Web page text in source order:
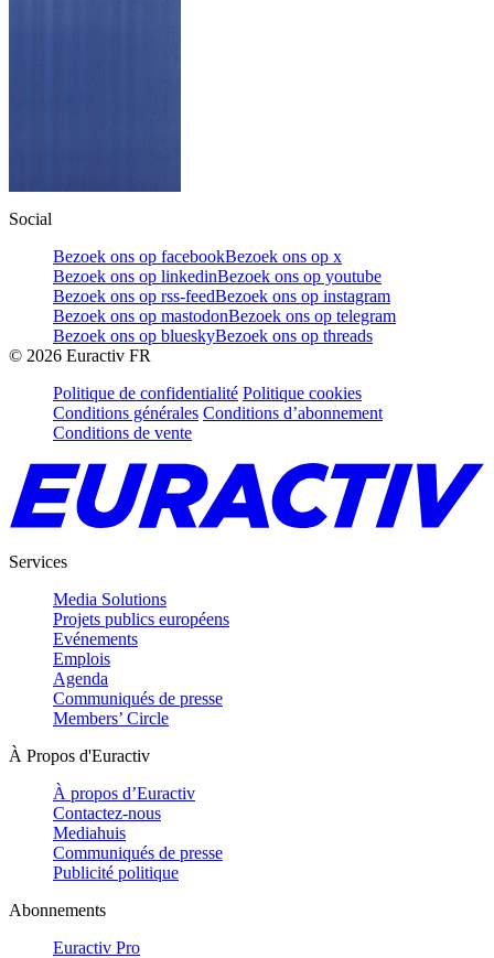
Social
Bezoek ons op facebookBezoek ons op x
Bezoek ons op linkedinBezoek ons op youtube
Bezoek ons op rss-feedBezoek ons op instagram
Bezoek ons op mastodonBezoek ons op telegram
Bezoek ons op blueskyBezoek ons op threads
© 2026 Euractiv FR
Politique de confidentialité Politique cookies
Conditions générales Conditions d’abonnement
Conditions de vente
Services
Media Solutions
Projets publics européens
Evénements
Emplois
Agenda
Communiqués de presse
Members’ Circle
À Propos d'Euractiv
À propos d’Euractiv
Contactez-nous
Mediahuis
Communiqués de presse
Publicité politique
Abonnements
Euractiv Pro